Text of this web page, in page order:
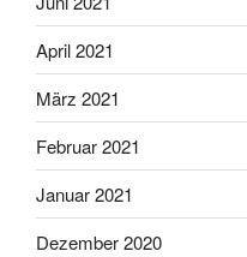
April 2021
März 2021
Februar 2021
Januar 2021
Dezember 2020